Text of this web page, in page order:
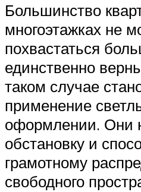
Большинство
многоэтажках не
похвастаться
единственно
таком случае
применение
оформлении. Они
обстановку и
грамотному
свободного